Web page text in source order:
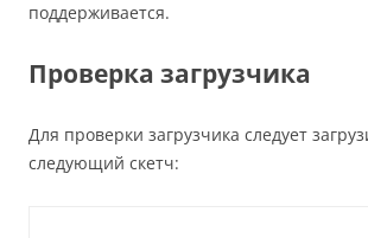
поддерживается.
Проверка загрузчика
Для проверки загрузчика следует
следующий скетч: